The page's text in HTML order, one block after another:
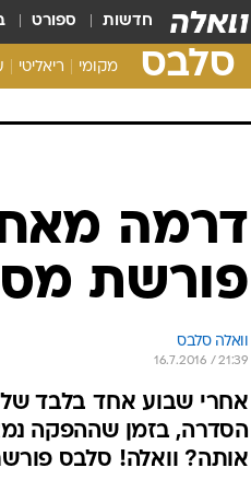
חדשות ספורט
סלבס מקומי ריאליטי
דרמה